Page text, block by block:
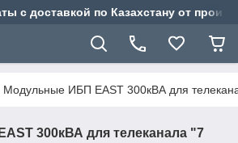
с доставкой по Казахстану от
Модульные ИБП EAST 300кВА для
300кВА для телеканала "7